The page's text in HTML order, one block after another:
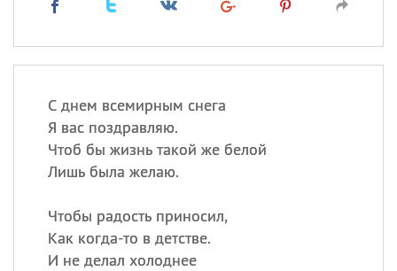
С днем всемирным снега
Я вас поздравляю.
Чтоб бы жизнь такой же белой
Лишь была желаю.
Чтобы радость приносил,
Как когда-то в детстве.
И не делал холоднее